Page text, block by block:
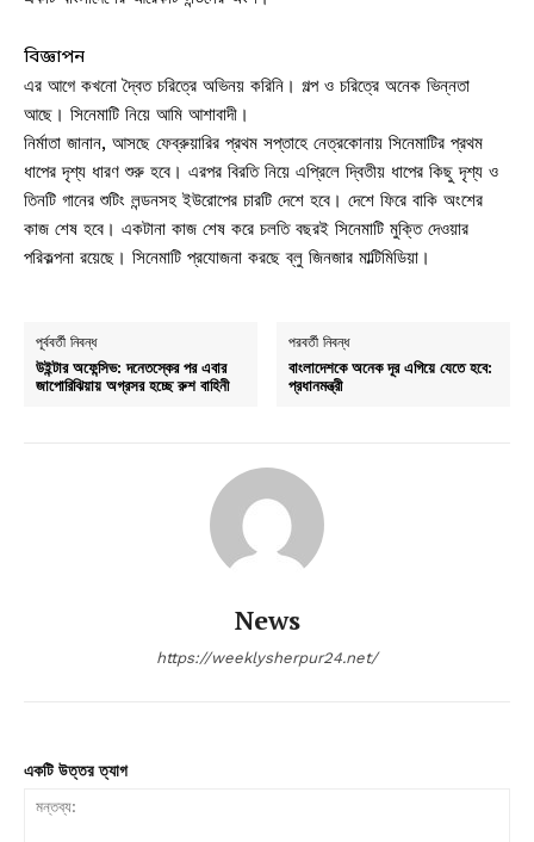
বিজ্ঞাপন
এর আগে কখনো দ্বৈত চরিত্রে অভিনয় করিনি। গল্প ও চরিত্রে অনেক ভিন্নতা
আছে। সিনেমাটি নিয়ে আমি আশাবাদী।
নির্মাতা জানান, আসছে ফেব্রুয়ারির প্রথম সপ্তাহে নেত্রকোনায় সিনেমাটির প্রথম
ধাপের দৃশ্য ধারণ শুরু হবে। এরপর বিরতি নিয়ে এপ্রিলে দ্বিতীয় ধাপের কিছু দৃশ্য ও
তিনটি গানের শুটিং লন্ডনসহ ইউরোপের চারটি দেশে হবে। দেশে ফিরে বাকি অংশের
কাজ শেষ হবে। একটানা কাজ শেষ করে চলতি বছরই সিনেমাটি মুক্তি দেওয়ার
পরিকল্পনা রয়েছে। সিনেমাটি প্রযোজনা করছে ব্লু জিনজার মাল্টিমিডিয়া।
পূর্ববর্তী নিবন্ধ
উইন্টার অফেন্সিভ: দনেতস্কের পর এবার
জাপোরিঝিয়ায় অগ্রসর হচ্ছে রুশ বাহিনী
পরবর্তী নিবন্ধ
বাংলাদেশকে অনেক দূর এগিয়ে যেতে হবে:
প্রধানমন্ত্রী
News
https://weeklysherpur24.net/
একটি উত্তর ত্যাগ